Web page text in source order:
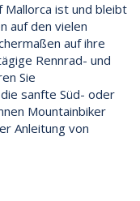
Mallorca ist und bleibt
auf den vielen
auf ihre
Rennrad- und
Sie
sanfte Süd- oder
Mountainbiker
Anleitung von